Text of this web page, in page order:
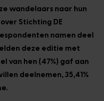
wandelaars naar hun
Stichting DE
namen deel
deze editie met
van hen (47%) gaf aan
deelnemen, 35,41%